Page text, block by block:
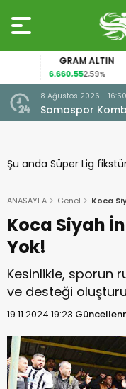
GRAM ALTIN
6.660,552,59%
8 Ağustos 2026 - 16:50
Somaspor
Şu anda Süper Lig
ANASAYFA Genel Koca
Koca Siyah
Yok!
Kesinlikle, sporun
ve desteği
19.11.2024 19:23